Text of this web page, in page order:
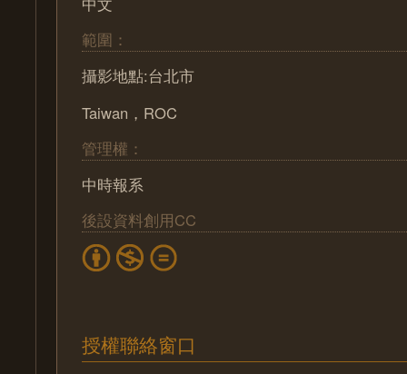
範圍：
攝影地點:台北市
Taiwan，ROC
管理權：
中時報系
後設資料創用CC
授權聯絡窗口